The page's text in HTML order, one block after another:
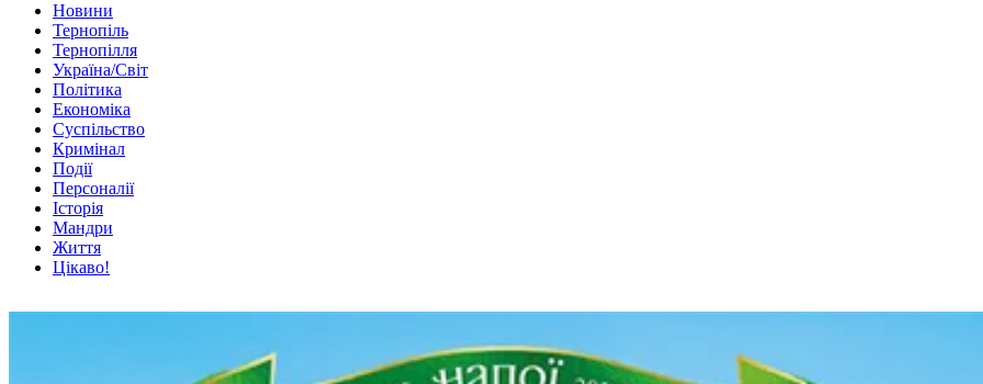
Новини
Тернопіль
Тернопілля
Україна/Світ
Політика
Економіка
Суспільство
Кримінал
Події
Персоналії
Історія
Мандри
Життя
Цікаво!